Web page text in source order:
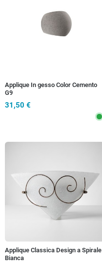
Applique In gesso Color Cemento
G9
31,50 €
Applique Classica Design a Spirale
Bianca